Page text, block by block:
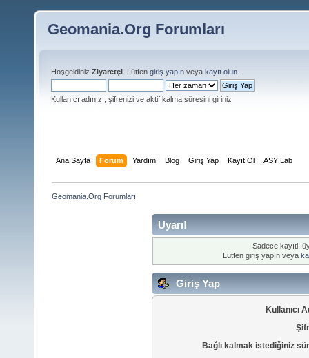
Geomania.Org Forumları
Hoşgeldiniz Ziyaretçi . Lütfen giriş yapın veya kayıt olun
Kullanıcı adınızı, şifrenizi ve aktif kalma süresini giriniz
Ana Sayfa Forum Yardım Blog Giriş Yap Kayıt Ol ASY Lab
Geomania.Org Forumları
Uyarı!
Sadece kayıtlı
Lütfen giriş yapın veya
Giriş Yap
Kullanıcı
Bağlı kalmak istediğiniz